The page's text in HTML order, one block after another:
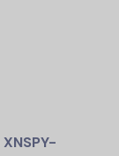
XNSPY-